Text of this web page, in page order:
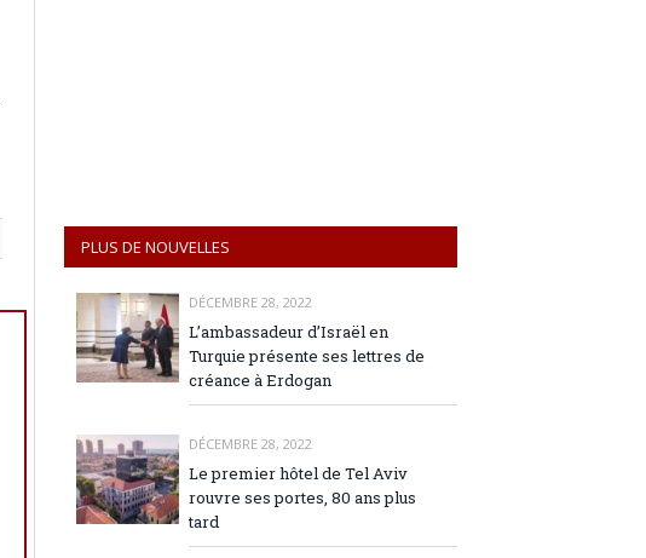
PLUS DE NOUVELLES
DÉCEMBRE 28, 2022
L’ambassadeur d’Israël en
Turquie présente ses lettres de
créance à Erdogan
DÉCEMBRE 28, 2022
Le premier hôtel de Tel Aviv
rouvre ses portes, 80 ans plus
tard